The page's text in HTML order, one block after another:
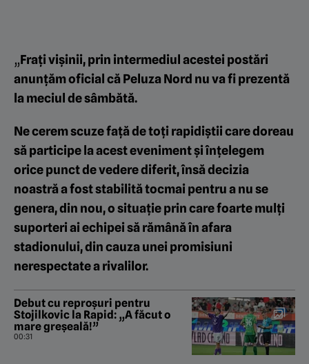
„Frați vișinii, prin intermediul acestei postări
anunțăm oficial că Peluza Nord nu va fi prezentă
la meciul de sâmbătă.
Ne cerem scuze față de toți rapidiștii care doreau
să participe la acest eveniment și înțelegem
orice punct de vedere diferit, însă decizia
noastră a fost stabilită tocmai pentru a nu se
genera, din nou, o situație prin care foarte mulți
suporteri ai echipei să rămână în afara
stadionului, din cauza unei promisiuni
nerespectate a rivalilor.
Debut cu reproșuri pentru
Stojilkovic la Rapid: „A făcut o
mare greșeală!”
00:31